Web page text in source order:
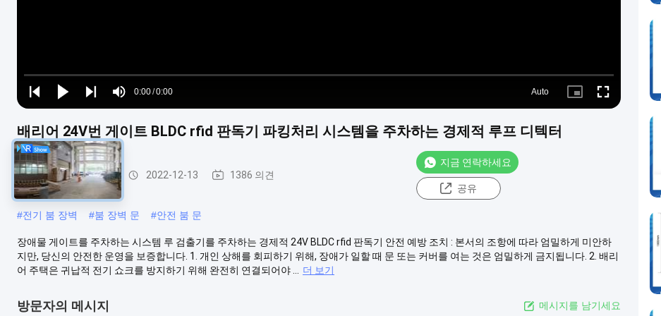
Play
Play
Play
Mute
Time
0:00/0:00
Loaded:
0%
Auto
Picture- Fullscreen
배리어 24V번 게이트 BLDC rfid 판독기 파킹처리 시스템을 주차하는 경제적 루프 디텍터
주차 배리어 게이트 2022-12-13 1386 의견
지금 연락하세요
공유
#전기 붐 장벽 #붐 장벽 문 #안전 붐 문
장애물 게이트를 주차하는 시스템 루 검출기를 주차하는 경제적 24V BLDC rfid 판독기 안전 예방 조치 : 본서의 조항에 따라 엄밀하게 미안하
지만, 당신의 안전한 운영을 보증합니다. 1. 개인 상해를 회피하기 위해, 장애가 일할 때 문 또는 커버를 여는 것은 엄밀하게 금지됩니다. 2. 배리
어 주택은 귀납적 전기 쇼크를 방지하기 위해 완전히 연결되어야 ...
더 보기
방문자의 메시지 메시지를 남기세요